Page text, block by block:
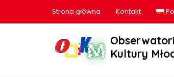
Strona główna Kontakt
Kultury